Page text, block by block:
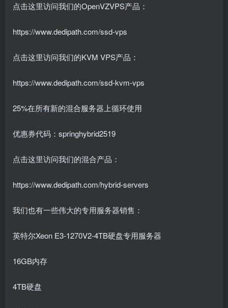
点击这里访问我们的OpenVZVPS产品：
https://www.dedipath.com/ssd-vps
点击这里访问我们的KVM VPS产品：
https://www.dedipath.com/ssd-kvm-vps
25%在所有新的混合服务器上循环使用
优惠券代码：springhybrid2519
点击这里访问我们的混合产品：
https://www.dedipath.com/hybrid-servers
我们也有一些伟大的专用服务器销售：
英特尔Xeon E3-1270V2-4TB硬盘专用服务器
16GB内存
4TB硬盘